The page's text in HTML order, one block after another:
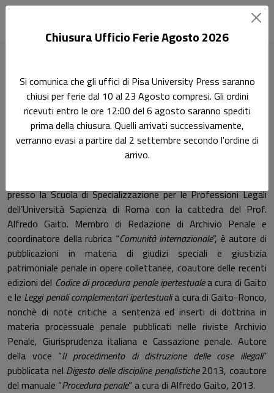
Mario Antinucci
Pagina di Mario Antinucci
presso la Scuola di Specializzazione per le Professioni Legali
dell’Università Sapienza di Roma con la cattedra del Prof.
Alfredo Gaito. Membro di Redazione di Archivio Penale e
coordinatore della rubrica “Comunità internazionale”, è autore di
pubblicazioni in materia di giudizi speciali e giustizia
patrimoniale penale in opere collettanee, coautore delle recenti
edizioni del Codice di procedura penale ipertestualea cura di Gaito
e le Leggi penali complementari ipertestualia cura di Gaito-Ronco,
nonchè di note critiche a sentenza ed inserti di dottrina in
materia processuale penale pubblicati nelle riviste Archivio
Penale, Giurisprudenza italiana e Cassazione penale. Autore
della voce “Il procedimento di distruzione delle cose illegali”
pubblicata nel Digesto delle discipline penalistiche2013, coautore
del manuale “Procedura penale” a cura di Alfredo Gaito, 2013.
Chiusura Ufficio Ferie Agosto 2026
Si comunica che gli uffici di Pisa University Press saranno
chiusi per ferie dal 10 al 23 Agosto compresi. Gli ordini
ricevuti entro le ore 12:00 del 6 agosto saranno spediti
prima della chiusura. Quelli arrivati successivamente,
verranno evasi a partire dal 2 settembre secondo l'ordine di
arrivo.